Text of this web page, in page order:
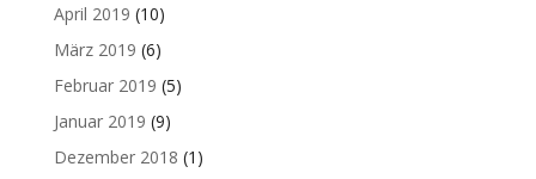
April 2019 (10)
März 2019 (6)
Februar 2019 (5)
Januar 2019 (9)
Dezember 2018 (1)